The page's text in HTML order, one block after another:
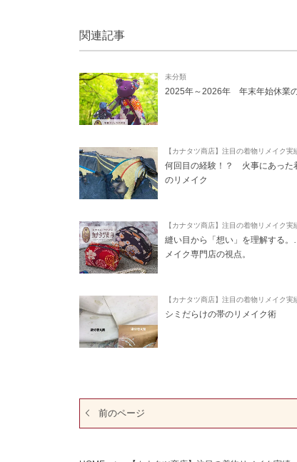
関連記事
未分類
2025年～2026年 年末年始休業
【カナタツ商店】注目の着物リメイク実
何回目の経験！？ 火事にあった
のリメイク
【カナタツ商店】注目の着物リメイク実
縫い目から「想い」を理解する。
メイク専門店の視点。
【カナタツ商店】注目の着物リメイク実
シミだらけの帯のリメイク術
前のページ